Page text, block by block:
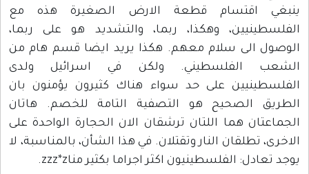
ينبغي اقتسام قطعة الارض الصغيرة هذه مع
الفلسطينيين، وهكذا، ربما، والتشديد هو على ربما،
الوصول الى سلام معهم. هكذا يريد ايضا قسم هام من
الشعب الفلسطيني. ولكن في اسرائيل ولدى
الفلسطينيين على حد سواء هناك كثيرون يؤمنون بان
الطريق الصحيح هو التصفية التامة للخصم. هاتان
الجماعتان هما اللتان ترشقان الان الحجارة الواحدة على
الاخرى، تطلقان النار وتقتلان. في هذا الشأن، بالمناسبة، لا
يوجد تعادل: الفلسطينيون اكثر اجراما بكثير مناzzz*z.